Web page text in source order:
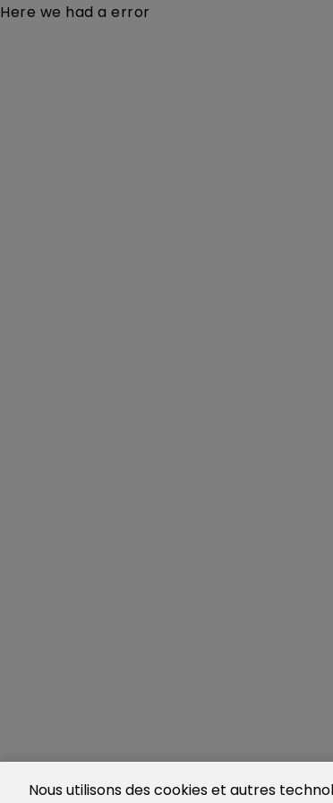
Here we had a error
Nous utilisons des cookies et autres